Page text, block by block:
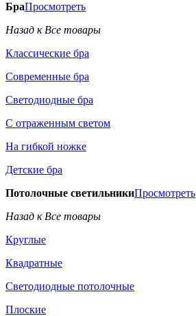
БраПросмотреть
Назад к Все товары
Классические бра
Современные бра
Светодиодные бра
С отраженным светом
На гибкой ножке
Детские бра
Потолочные светильникиПросмотреть
Назад к Все товары
Круглые
Квадратные
Светодиодные потолочные
Плоские